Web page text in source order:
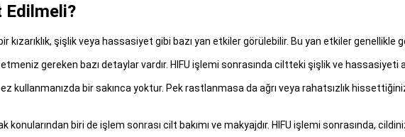
Edilmeli?
kızarıklık, şişlik veya hassasiyet gibi bazı yan etkiler görülebilir. Bu yan etkiler genellikle
gereken bazı detaylar vardır. HIFU işlemi sonrasında ciltteki şişlik ve
kullanmanızda bir sakınca yoktur. Pek rastlanmasa da ağrı veya rahatsızlık
biri de işlem sonrası cilt bakımı ve makyajdır. HIFU işlemi sonrasında,